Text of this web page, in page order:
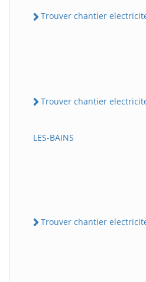
Trouver chantier electricite
Trouver chantier electricite
LES-BAINS
Trouver chantier electricite